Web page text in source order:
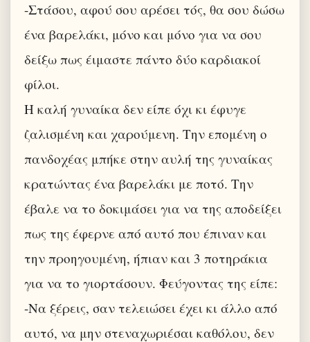
-Στάσου, αφού σου αρέσει τός, θα σου δώσω
ένα βαρελάκι, μόνο και μόνο για να σου
δείξω πως έιμαστε πάντο δύο καρδιακοί
φίλοι.
Η καλή γυναίκα δεν είπε όχι κι έφυγε
ζαλισμένη και χαρούμενη. Την επομένη ο
πανδοχέας μπήκε στην αυλή της γυναίκας
κρατώντας ένα βαρελάκι με ποτό. Την
έβαλε να το δοκιμάσει για να της αποδείξει
πως της έφερνε από αυτό που έπιναν και
την προηγουμένη, ήπιαν και 3 ποτηράκια
για να το γιορτάσουν. Φεύγοντας της είπε:
-Να ξέρεις, σαν τελειώσει έχει κι άλλο από
αυτό, να μην στεναχωριέσαι καθόλου, δεν